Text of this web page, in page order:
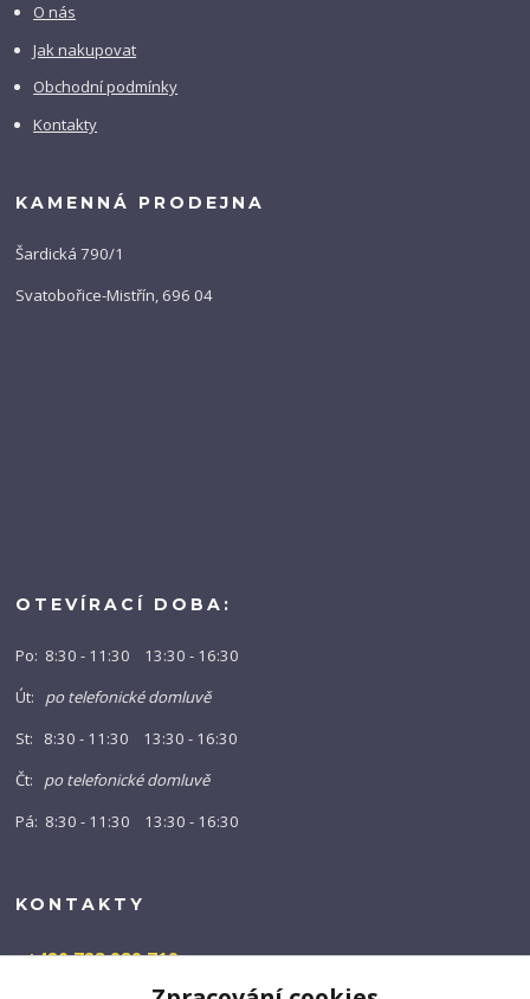
O nás
Jak nakupovat
Obchodní podmínky
Kontakty
KAMENNÁ PRODEJNA
Šardická 790/1
Svatobořice-Mistřín, 696 04
OTEVÍRACÍ DOBA:
Po: 8:30 - 11:30 13:30 - 16:30
Út: po telefonické domluvě
St: 8:30 - 11:30 13:30 - 16:30
Čt: po telefonické domluvě
Pá: 8:30 - 11:30 13:30 - 16:30
KONTAKTY
+420 723 989 719